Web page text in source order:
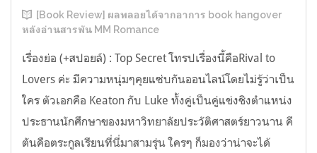
[Book Review] ผลพลอยได้จากอาการ book hangover
หลังอ่านสารพัน MM Romance
เรื่องย่อ (+สปอยล์) : Top Secret โทรปเรื่องนี้คือRival to
Lovers ค่ะ มีความหนุ่มๆคุยแซ่บกันออนไลน์โดยไม่รู้ว่าเป็น
ใคร ตัวเอกคือ Keaton กับ Luke ทั้งคู่เป็นคู่แข่งชิงตำแหน่ง
ประธานนักศึกษาของมหาวิทยาลัยประวัติศาสตร์ยาวนาน คี
ตันคือตระกูลเรียนที่นี่มาสามรุ่น ใครๆ ก็มองว่าน่าจะได้